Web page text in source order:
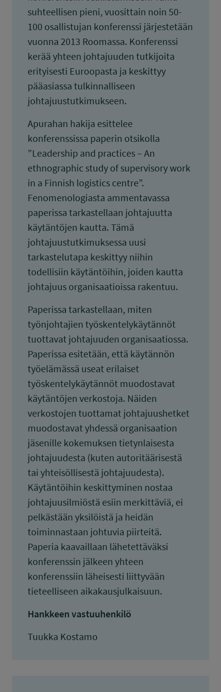
suhteellisen pieni, vuosittain noin 50-
100 osallistujan konferenssi järjestetään
vuonna 2013 Roomassa. Konferenssi
kerää yhteen johtajuuden tutkijoita
erityisesti Euroopasta ja keskittyy
pääasiassa tulkinnalliseen
johtajuustutkimukseen.
Apurahan hakija esittelee
konferenssissa paperin otsikolla
”Leadership and practices – An
ethnographic study of supervisory work
in a Finnish logistics centre”.
Fenomenologiasta ammentavassa
paperissa tarkastellaan johtajuutta
käytäntöjen kautta. Tämä
johtajuustutkimuksessa uusi
tarkastelutapa keskittyy niihin
todellisiin käytäntöihin, joiden kautta
johtajuus organisaatioissa rakentuu.
Paperissa tarkastellaan, miten
työnjohtajien työskentelykäytännöt
tuottavat johtajuuden organisaatiossa.
Paperissa esitetään, että käytännön
työelämässä useat erilaiset
työskentelykäytännöt muodostavat
käytäntöjen verkostoja. Näiden
verkostojen tuottamat johtajuushetket
muodostavat yhdessä organisaation
jäsenille kokemuksen tietynlaisesta
johtajuudesta (kuten autoritäärisestä
tai yhteisöllisestä johtajuudesta).
Käytäntöihin keskittyminen nostaa
johtajuusilmiöstä esiin merkittäviä, ei
pelkästään yksilöistä ja heidän
toiminnastaan johtuvia piirteitä.
Paperia kaavaillaan lähetettäväksi
konferenssin jälkeen yhteen
konferenssiin läheisesti liittyvään
tieteelliseen aikakausjulkaisuun.
Hankkeen vastuuhenkilö
Tuukka Kostamo